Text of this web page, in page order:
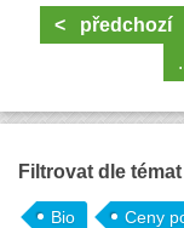
< předchozí
Filtrovat dle témat
Bio Ceny